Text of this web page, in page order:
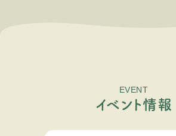
EVENT
イベン ト情報